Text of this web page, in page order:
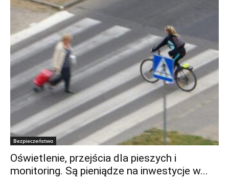
Bezpieczeństwo
Oświetlenie, przejścia dla pieszych i
monitoring. Są pieniądze na inwestycje w...